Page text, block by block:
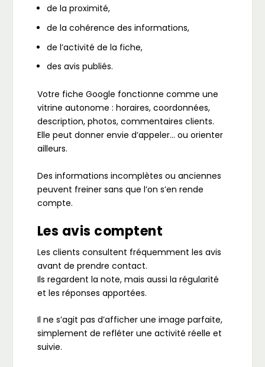
de la proximité,
de la cohérence des informations,
de l’activité de la fiche,
des avis publiés.
Votre fiche Google fonctionne comme une
vitrine autonome : horaires, coordonnées,
description, photos, commentaires clients.
Elle peut donner envie d’appeler… ou orienter
ailleurs.
Des informations incomplètes ou anciennes
peuvent freiner sans que l’on s’en rende
compte.
Les avis comptent
Les clients consultent fréquemment les avis
avant de prendre contact.
Ils regardent la note, mais aussi la régularité
et les réponses apportées.
Il ne s’agit pas d’afficher une image parfaite,
simplement de refléter une activité réelle et
suivie.